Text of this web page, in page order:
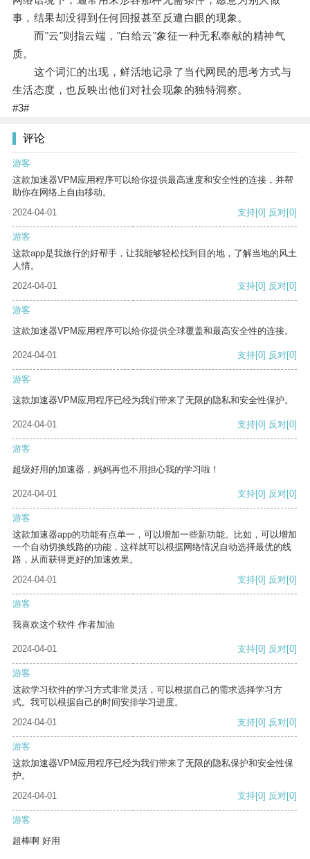
事，结果却没得到任何回报甚至反遭白眼的现象。
而"云"则指云端，"白给云"象征一种无私奉献的精神气
质。
这个词汇的出现，鲜活地记录了当代网民的思考方式与
生活态度，也反映出他们对社会现象的独特洞察。
#3#
评论
游客
这款加速器VPM应用程序可以给你提供最高速度和安全性的连接，并帮
助你在网络上自由移动。
2024-04-01
支持[0] 反对[0]
游客
这款app是我旅行的好帮手，让我能够轻松找到目的地，了解当地的风土
人情。
2024-04-01
支持[0] 反对[0]
游客
这款加速器VPM应用程序可以给你提供全球覆盖和最高安全性的连接。
2024-04-01 支持[0] 反对[0]
游客
这款加速器VPM应用程序已经为我们带来了无限的隐私和安全性保护。
2024-04-01 支持[0] 反对[0]
游客
超级好用的加速器，妈妈再也不用担心我的学习啦！
2024-04-01 支持[0] 反对[0]
游客
这款加速器app的功能有点单一，可以增加一些新功能。比如，可以增加
一个自动切换线路的功能，这样就可以根据网络情况自动选择最优的线
路，从而获得更好的加速效果。
2024-04-01
支持[0] 反对[0]
游客
我喜欢这个软件 作者加油
2024-04-01 支持[0] 反对[0]
游客
这款学习软件的学习方式非常灵活，可以根据自己的需求选择学习方
式。我可以根据自己的时间安排学习进度。
2024-04-01
支持[0] 反对[0]
游客
这款加速器VPM应用程序已经为我们带来了无限的隐私保护和安全性保
护。
2024-04-01
支持[0] 反对[0]
游客
超棒啊 好用